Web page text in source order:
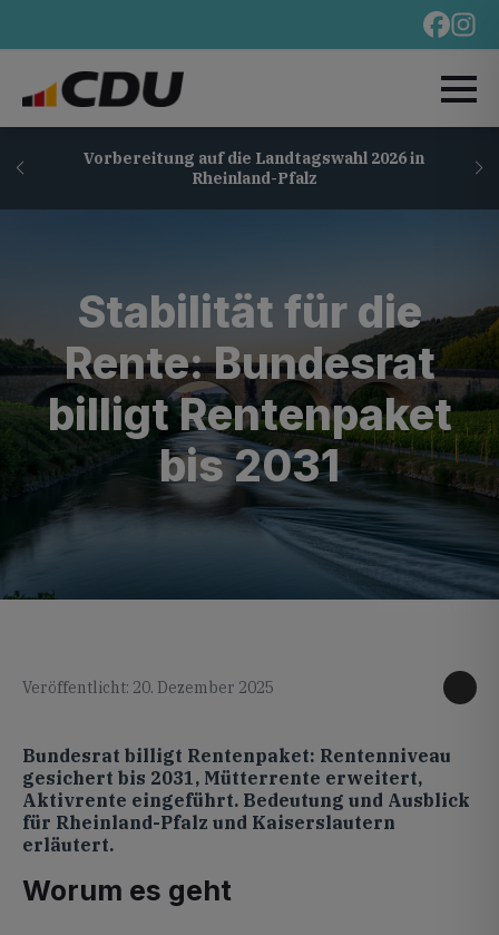
Vorbereitung auf die Landtagswahl 2026 in
Rheinland-Pfalz
Stabilität für die
Rente: Bundesrat
billigt Rentenpaket
bis 2031
Veröffentlicht: 20. Dezember 2025
Bundesrat billigt Rentenpaket: Rentenniveau
gesichert bis 2031, Mütterrente erweitert,
Aktivrente eingeführt. Bedeutung und Ausblick
für Rheinland-Pfalz und Kaiserslautern
erläutert.
Worum es geht